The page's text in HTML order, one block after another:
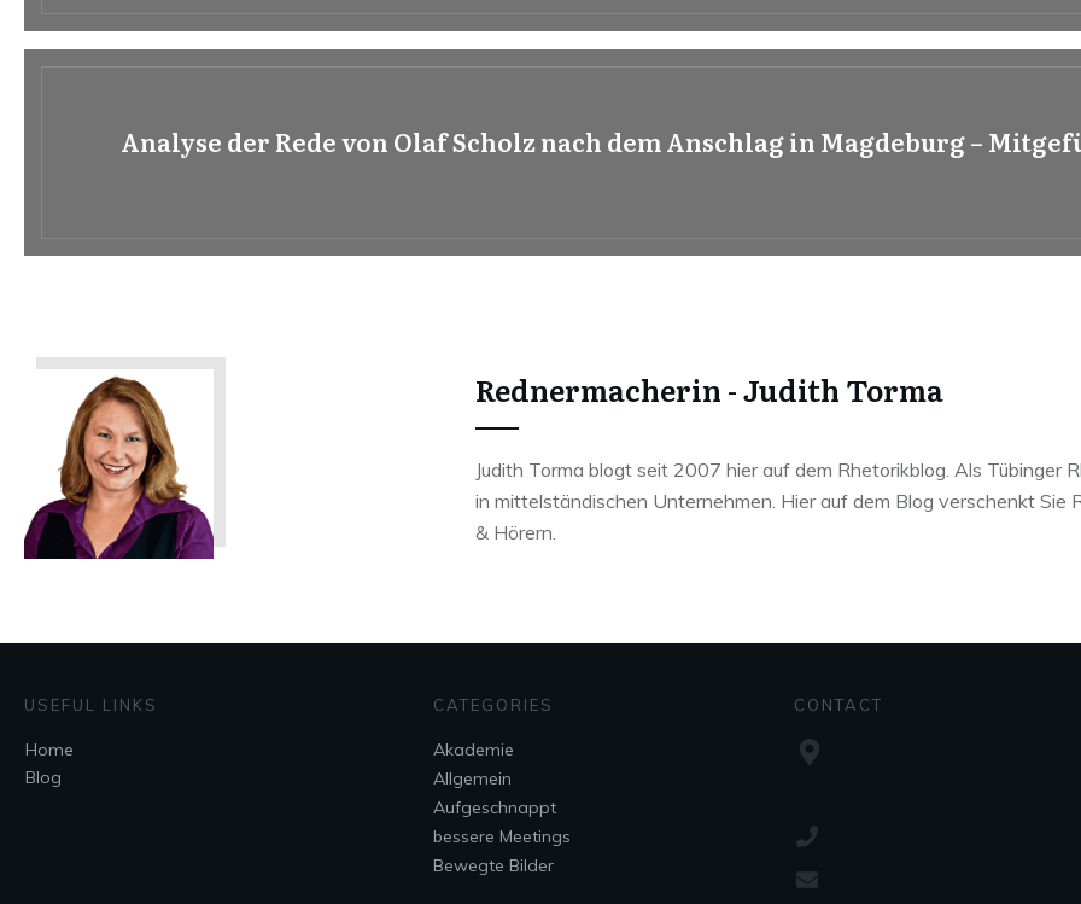
Analyse der Rede von Olaf Scholz nach dem Anschlag in Magdeburg –
Rednermacherin - Judith Torma
Judith Torma blogt seit 2007 hier auf dem Rhetorikblog. Als
in mittelständischen Unternehmen. Hier auf dem Blog verschenkt Sie
& Hörern.
USEFUL LINKS
Home
Blog
CATEGORIES
Akademie
Allgemein
Aufgeschnappt
bessere Meetings
Bewegte Bilder
CONTACT